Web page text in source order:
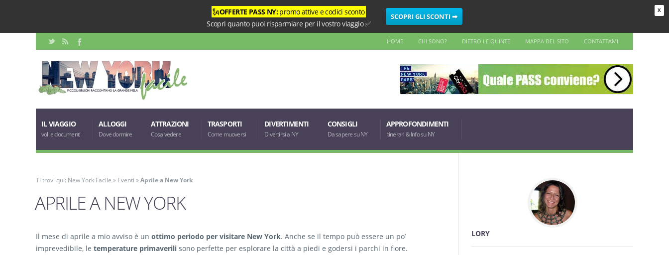
X
🗽OFFERTE PASS NY:promo attive e codici sconto
Scopri quanto puoi risparmiare per il vostro viaggio ✅
SCOPRI GLI SCONTI ➡
HOME CHI SONO? DIETRO LE QUINTE MAPPA DEL SITO CONTATTAMI
IL VIAGGIO
voli e documenti
ALLOGGI
Dove dormire
ATTRAZIONI
Cosa vedere
TRASPORTI
Come muoversi
DIVERTIMENTI
Divertirsi a NY
CONSIGLI
Da sapere su NY
APPROFONDIMENTI
Itinerari & Info su NY
Ti trovi qui: New York Facile » Eventi »Aprile a New York
APRILE A NEW YORK
Il mese di aprile a mio avviso è un ottimo periodo per visitare New York. Anche se il tempo può essere un po’
imprevedibile, le temperature primaverili sono perfette per esplorare la città a piedi e godersi i parchi in fiore.
LORY